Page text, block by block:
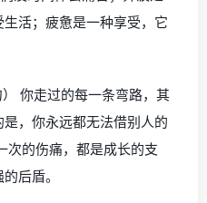
活；疲惫是一种享受，它
你走过的每一条弯路，其
，你永远都无法借别人的
次的伤痛，都是成长的支
后盾。